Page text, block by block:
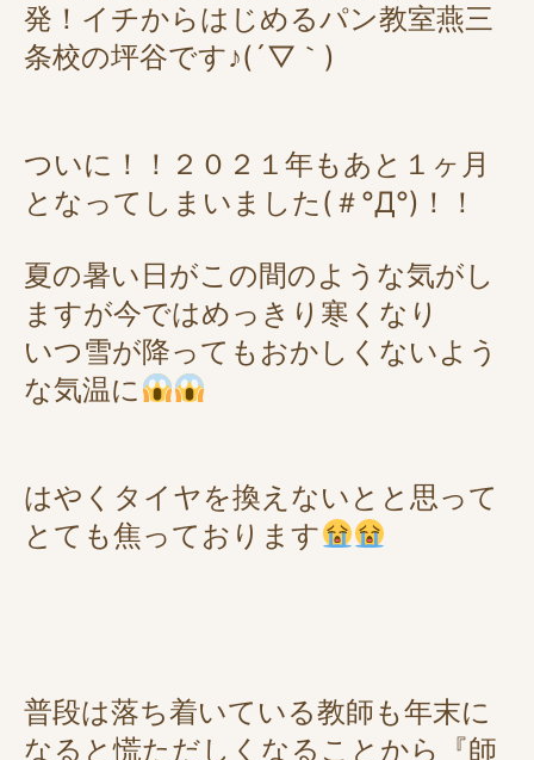
発！イチからはじめるパン教室燕三
条校の坪谷です♪(´▽｀)
ついに！！２０２１年もあと１ヶ月
となってしまいました(＃°Д°)！！
夏の暑い日がこの間のような気がし
ますが今ではめっきり寒くなり
いつ雪が降ってもおかしくないよう
な気温に
はやくタイヤを換えないとと思って
とても焦っております
普段は落ち着いている教師も年末に
なると慌ただしくなることから『師